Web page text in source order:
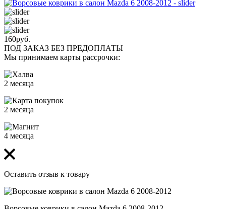
160руб.
ПОД ЗАКАЗ БЕЗ ПРЕДОПЛАТЫ
Мы принимаем карты рассрочки:
2 месяца
2 месяца
4 месяца
Оставить отзыв к товару